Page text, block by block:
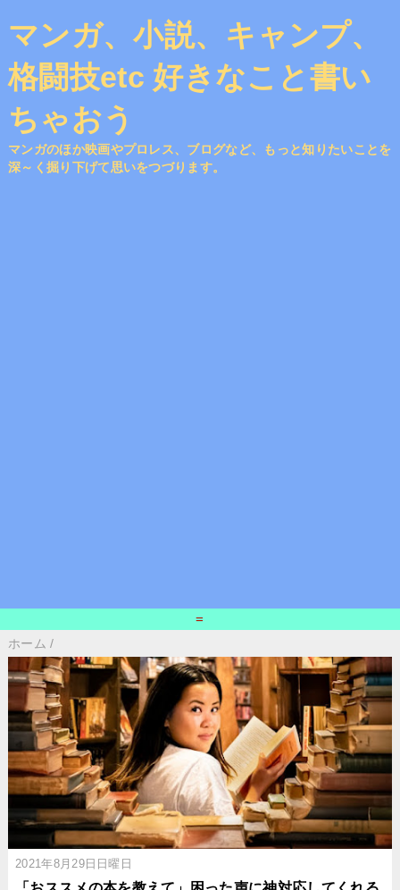
マンガ、小説、キャンプ、
格闘技etc 好きなこと書い
ちゃおう
マンガのほか映画やプロレス、ブログなど、もっと知りたいことを
深～く掘り下げて思いをつづります。
=
ホーム /
2021年8月29日日曜日